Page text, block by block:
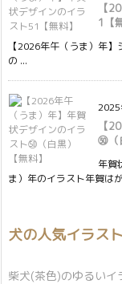
【
1【
【2026年午（うま）年
の ...
2025
【
㊿（
年賀
ま）年のイラスト年賀は
犬の人気イラスト
柴犬(茶色)のゆるいイ